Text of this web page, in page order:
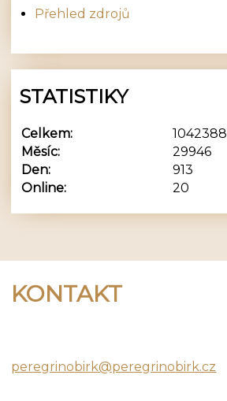
Přehled zdrojů
STATISTIKY
Online: 20
Celkem:
1042388
Měsíc:
29946
Den:
913
KONTAKT
peregrinobirk@peregrinobirk.cz